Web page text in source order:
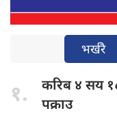
भर्खरै
१. करिब ४ सय
पक्राउ